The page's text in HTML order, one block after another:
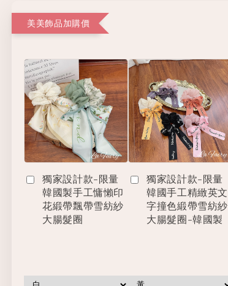
美美飾品加購價
獨家設計款-限量
韓國製手工慵懶印
花緞帶飄帶雪紡紗
大腸髮圈
獨家設計款-限量
韓國手工精緻英文
字撞色緞帶雪紡紗
大腸髮圈-韓國製